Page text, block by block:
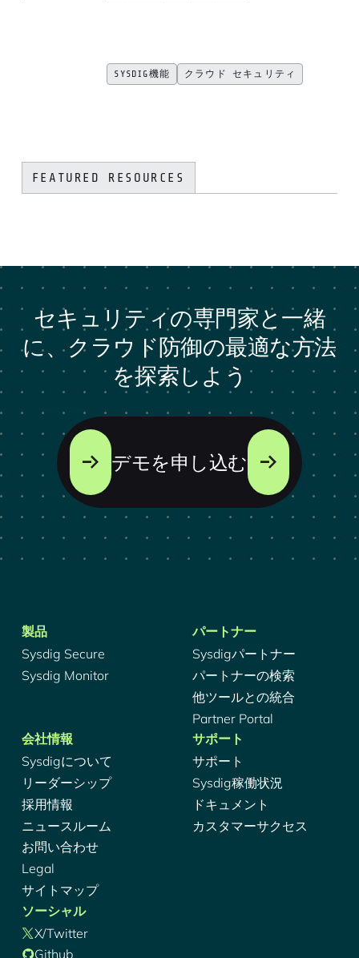
SYSDIG機能 クラウド セキュリティ
FEATURED RESOURCES
セキュリティの専門家と一緒
に、クラウド防御の最適な方法
を探索しよう
デモを申し込む
製品
Sysdig Secure
Sysdig Monitor
パートナー
Sysdigパートナー
パートナーの検索
他ツールとの統合
Partner Portal
会社情報
Sysdigについて
リーダーシップ
採用情報
ニュースルーム
お問い合わせ
Legal
サイトマップ
サポート
サポート
Sysdig稼働状況
ドキュメント
カスタマーサクセス
ソーシャル
X/Twitter
Github